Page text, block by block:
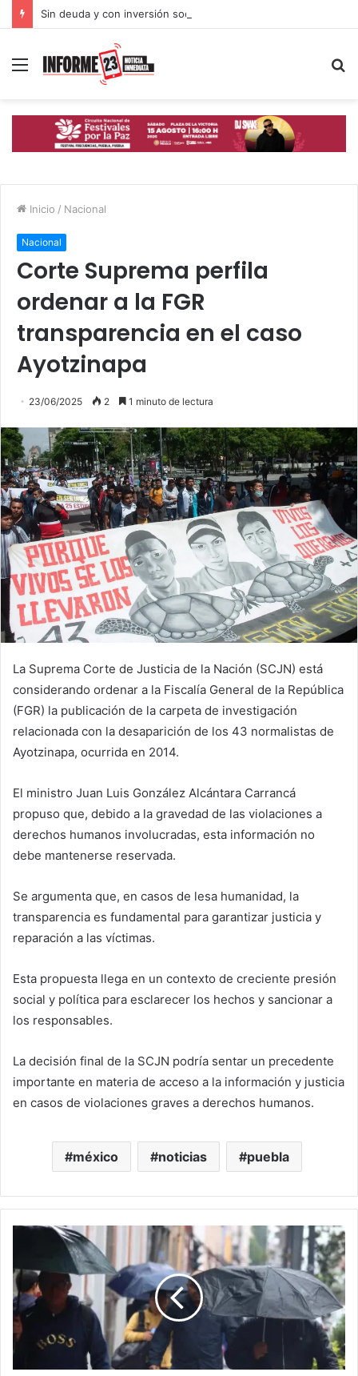
Menú
Inicio / Nacional
Nacional
Corte Suprema perfila
ordenar a la FGR
transparencia en el caso
Ayotzinapa
23/06/2025 2 1 minuto de lectura
La Suprema Corte de Justicia de la Nación (SCJN) está
considerando ordenar a la Fiscalía General de la República
(FGR) la publicación de la carpeta de investigación
relacionada con la desaparición de los 43 normalistas de
Ayotzinapa, ocurrida en 2014.
El ministro Juan Luis González Alcántara Carrancá
propuso que, debido a la gravedad de las violaciones a
derechos humanos involucradas, esta información no
debe mantenerse reservada.
Se argumenta que, en casos de lesa humanidad, la
transparencia es fundamental para garantizar justicia y
reparación a las víctimas.
Esta propuesta llega en un contexto de creciente presión
social y política para esclarecer los hechos y sancionar a
los responsables.
La decisión final de la SCJN podría sentar un precedente
importante en materia de acceso a la información y justicia
en casos de violaciones graves a derechos humanos.
méxico noticias puebla